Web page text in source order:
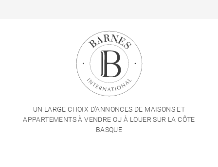
UN LARGE CHOIX D'ANNONCES DE MAISONS ET
APPARTEMENTS À VENDRE OU À LOUER SUR LA CÔTE
BASQUE